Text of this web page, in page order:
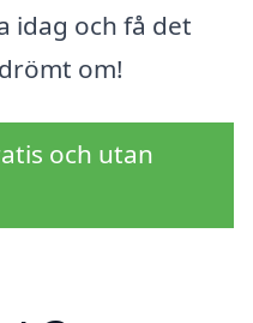
idag och få det
om!
och utan